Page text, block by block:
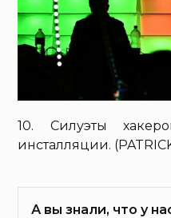
10. Силуэты
инсталляции.
А вы знали, что у